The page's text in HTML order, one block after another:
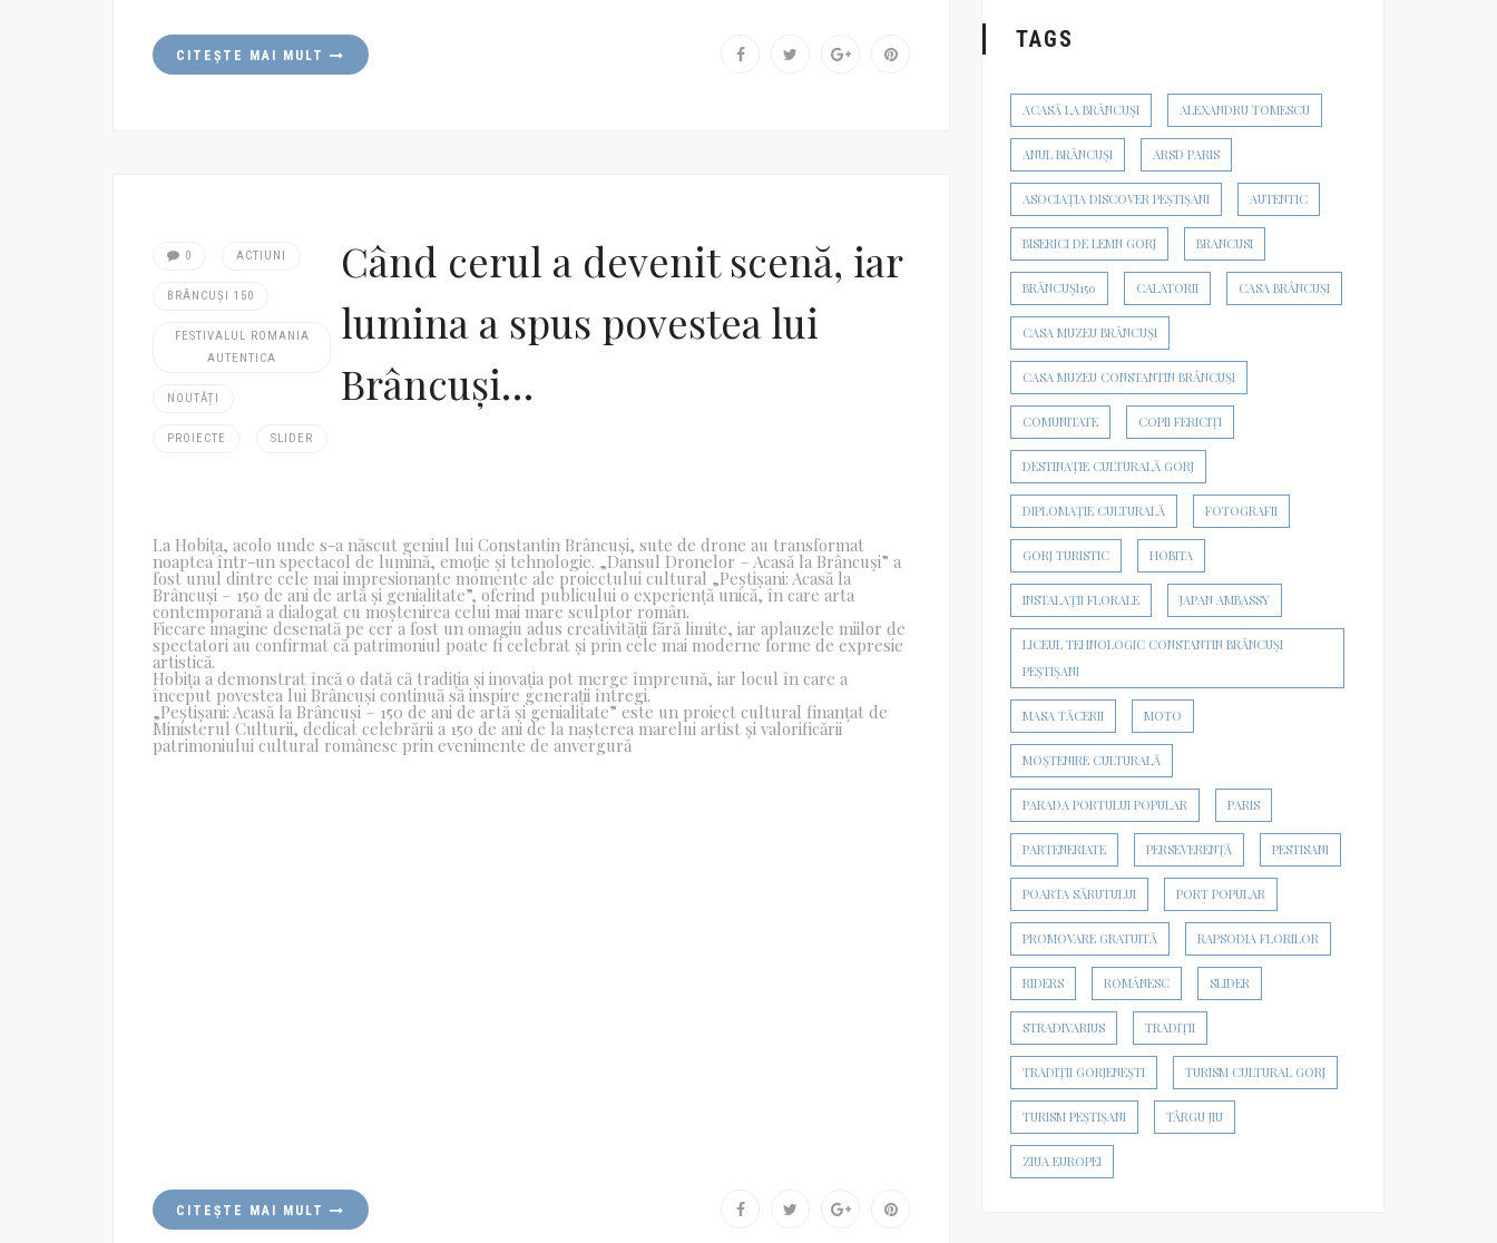
CITEȘTE MAI MULT
0 ACTIUNI
BRÂNCUȘI 150
FESTIVALUL ROMANIA
AUTENTICA
NOUTĂȚI
PROIECTE SLIDER
Când cerul a devenit scenă, iar
lumina a spus povestea lui
Brâncuși…
La Hobița, acolo unde s-a născut geniul lui Constantin Brâncuși, sute de drone au transformat
noaptea într-un spectacol de lumină, emoție și tehnologie. „Dansul Dronelor – Acasă la Brâncuși” a
fost unul dintre cele mai impresionante momente ale proiectului cultural „Peștișani: Acasă la
Brâncuși – 150 de ani de artă și genialitate”, oferind publicului o experiență unică, în care arta
contemporană a dialogat cu moștenirea celui mai mare sculptor român.
Fiecare imagine desenată pe cer a fost un omagiu adus creativității fără limite, iar aplauzele miilor de
spectatori au confirmat că patrimoniul poate fi celebrat și prin cele mai moderne forme de expresie
artistică.
Hobița a demonstrat încă o dată că tradiția și inovația pot merge împreună, iar locul în care a
început povestea lui Brâncuși continuă să inspire generații întregi.
„Peștișani: Acasă la Brâncuși – 150 de ani de artă și genialitate” este un proiect cultural finanțat de
Ministerul Culturii, dedicat celebrării a 150 de ani de la nașterea marelui artist și valorificării
patrimoniului cultural românesc prin evenimente de anvergură
CITEȘTE MAI MULT
TAGS
ACASĂ LA BRÂNCUȘI ALEXANDRU TOMESCU
ANUL BRÂNCUȘI ARSD PARIS
ASOCIAȚIA DISCOVER PEȘTIȘANI AUTENTIC
BISERICI DE LEMN GORJ BRANCUSI
BRÂNCUȘI150 CALATORII CASA BRÂNCUȘI
CASA MUZEU BRÂNCUȘI
CASA MUZEU CONSTANTIN BRÂNCUȘI
COMUNITATE COPII FERICIȚI
DESTINAȚIE CULTURALĂ GORJ
DIPLOMAȚIE CULTURALĂ FOTOGRAFII
GORJ TURISTIC HOBITA
INSTALAȚII FLORALE JAPAN AMBASSY
LICEUL TEHNOLOGIC CONSTANTIN BRÂNCUȘI
PEȘTIȘANI
MASA TĂCERII MOTO
MOȘTENIRE CULTURALĂ
PARADA PORTULUI POPULAR PARIS
PARTENERIATE PERSEVERENȚĂ PESTISANI
POARTA SĂRUTULUI PORT POPULAR
PROMOVARE GRATUITĂ RAPSODIA FLORILOR
RIDERS ROMÂNESC SLIDER
STRADIVARIUS TRADIȚII
TRADIȚII GORJENEȘTI TURISM CULTURAL GORJ
TURISM PEȘTIȘANI TÂRGU JIU
ZIUA EUROPEI